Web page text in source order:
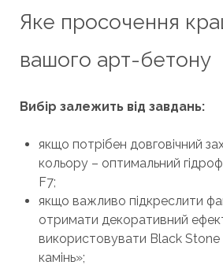
Яке просочення
вашого арт-бетону
Вибір залежить від завдань:
якщо потрібен довговічний
кольору – оптимальний
F7;
якщо важливо підкреслити
отримати декоративний
використовувати Black
камінь»;